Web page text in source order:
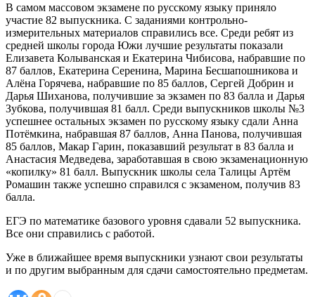
В самом массовом экзамене по русскому языку приняло
участие 82 выпускника. С заданиями контрольно-
измерительных материалов справились все. Среди ребят из
средней школы города Южи лучшие результаты показали
Елизавета Колыванская и Екатерина Чибисова, набравшие по
87 баллов, Екатерина Серенина, Марина Бесшапошникова и
Алёна Горячева, набравшие по 85 баллов, Сергей Добрин и
Дарья Шиханова, получившие за экзамен по 83 балла и Дарья
Зубкова, получившая 81 балл. Среди выпускников школы №3
успешнее остальных экзамен по русскому языку сдали Анна
Потёмкина, набравшая 87 баллов, Анна Панова, получившая
85 баллов, Макар Гарин, показавший результат в 83 балла и
Анастасия Медведева, заработавшая в свою экзаменационную
«копилку» 81 балл. Выпускник школы села Талицы Артём
Ромашин также успешно справился с экзаменом, получив 83
балла.
ЕГЭ по математике базового уровня сдавали 52 выпускника.
Все они справились с работой.
Уже в ближайшее время выпускники узнают свои результаты
и по другим выбранным для сдачи самостоятельно предметам.